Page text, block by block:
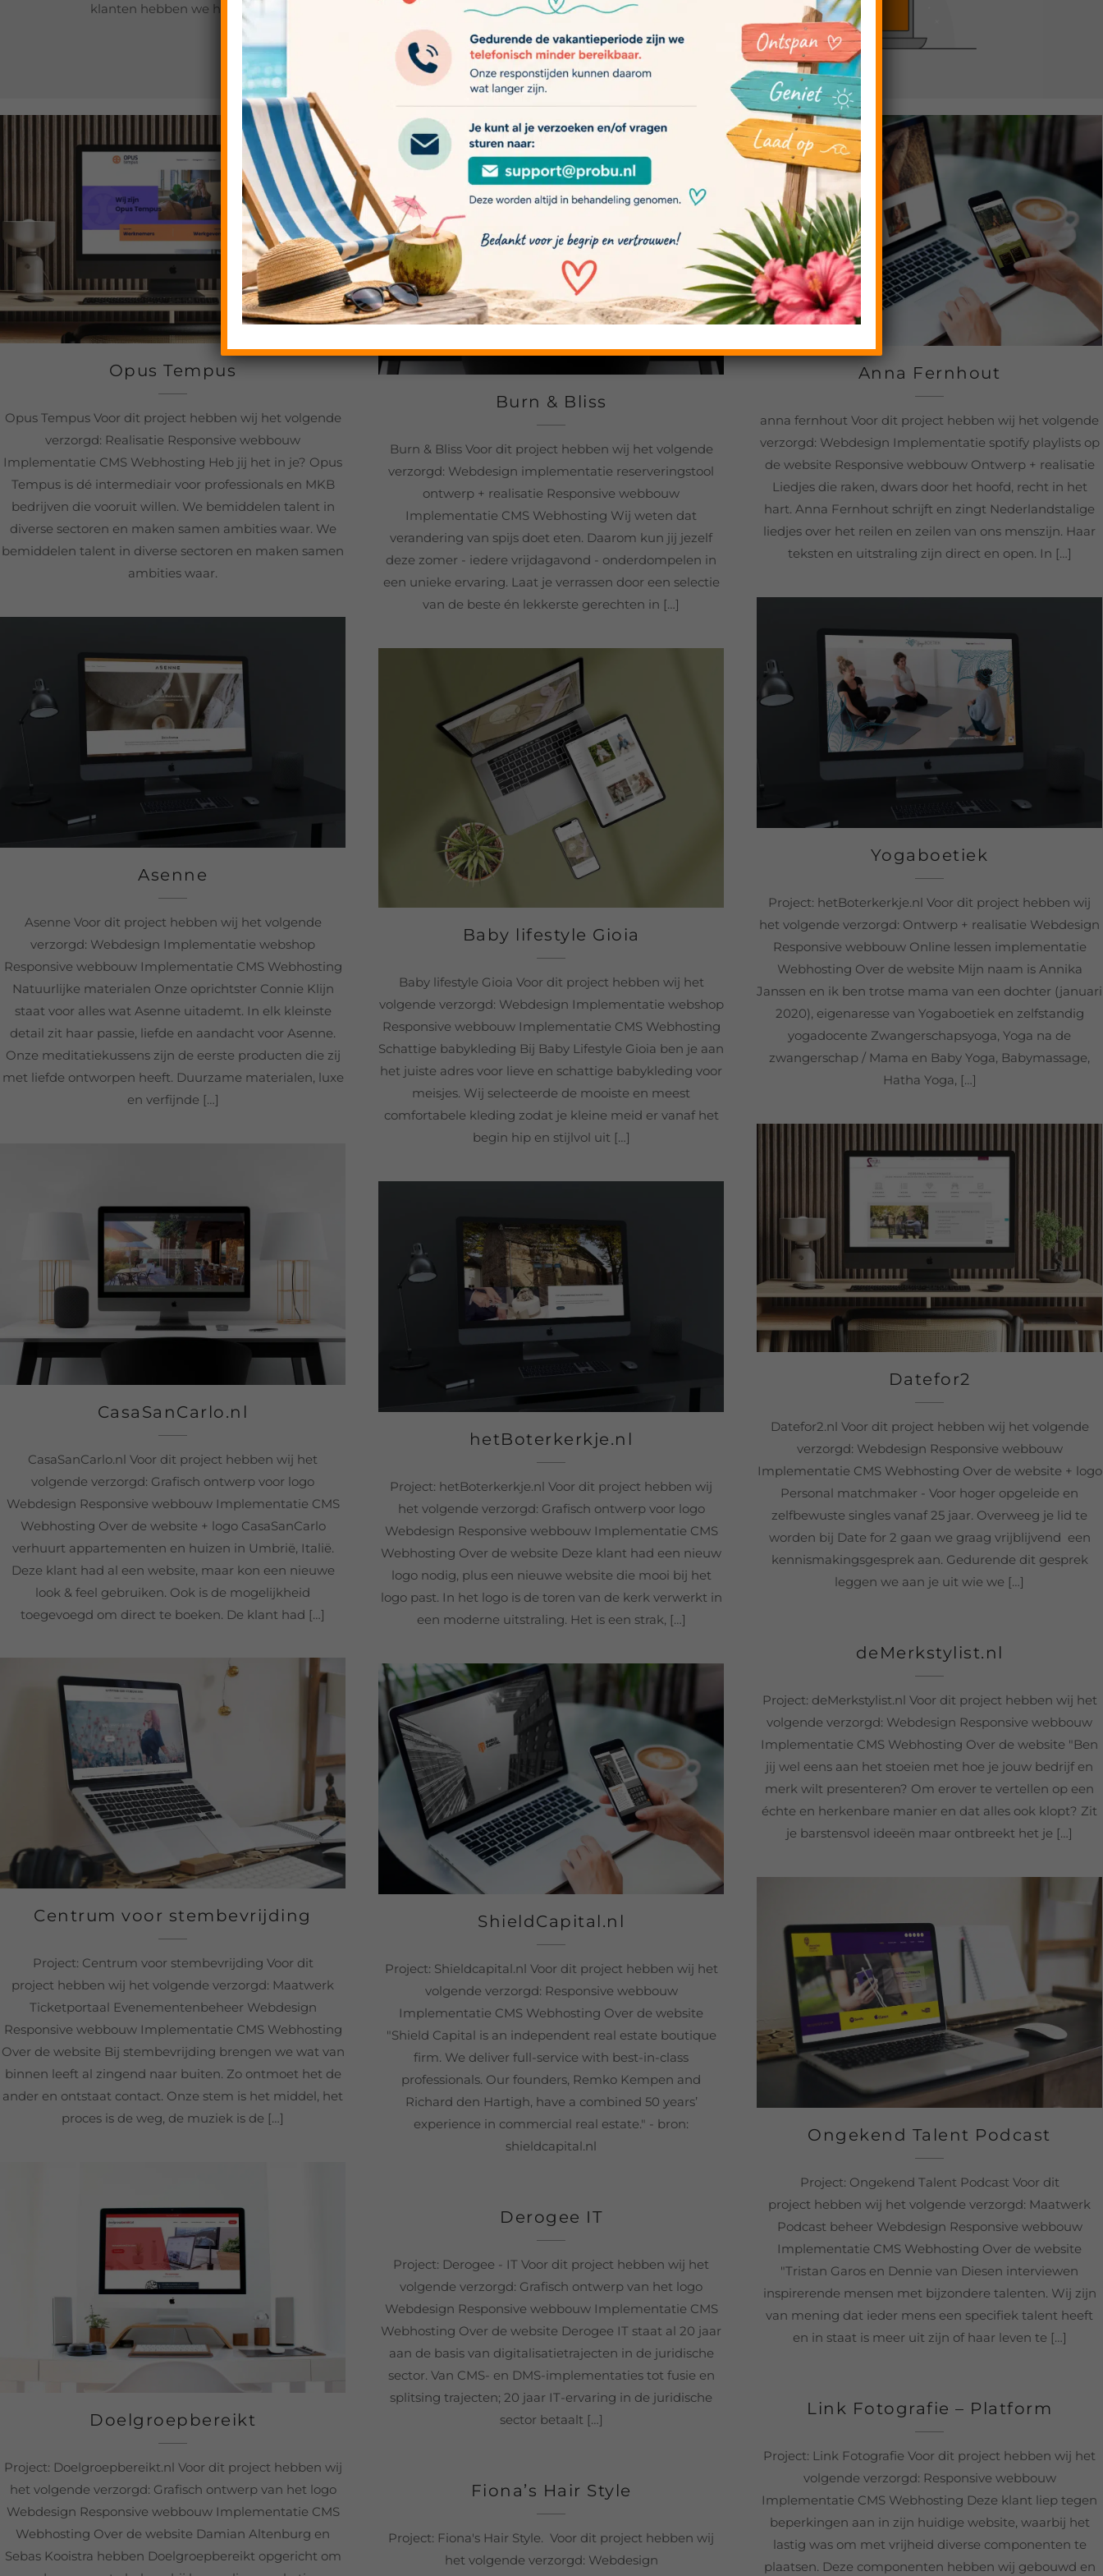
klanten hebben we het hele traject verzorgd, van ontwerp tot bouw.
Opus Tempus
Opus Tempus Voor dit project hebben wij het volgende
verzorgd: Realisatie Responsive webbouw
Implementatie CMS Webhosting Heb jij het in je? Opus
Tempus is dé intermediair voor professionals en MKB
bedrijven die vooruit willen. We bemiddelen talent in
diverse sectoren en maken samen ambities waar. We
bemiddelen talent in diverse sectoren en maken samen
ambities waar.
Burn & Bliss
Burn & Bliss Voor dit project hebben wij het volgende
verzorgd: Webdesign implementatie reserveringstool
ontwerp + realisatie Responsive webbouw
Implementatie CMS Webhosting Wij weten dat
verandering van spijs doet eten. Daarom kun jij jezelf
deze zomer - iedere vrijdagavond - onderdompelen in
een unieke ervaring. Laat je verrassen door een selectie
van de beste én lekkerste gerechten in […]
Anna Fernhout
anna fernhout Voor dit project hebben wij het volgende
verzorgd: Webdesign Implementatie spotify playlists op
de website Responsive webbouw Ontwerp + realisatie
Liedjes die raken, dwars door het hoofd, recht in het
hart. Anna Fernhout schrijft en zingt Nederlandstalige
liedjes over het reilen en zeilen van ons menszijn. Haar
teksten en uitstraling zijn direct en open. In […]
Yogaboetiek
Project: hetBoterkerkje.nl Voor dit project hebben wij
het volgende verzorgd: Ontwerp + realisatie Webdesign
Responsive webbouw Online lessen implementatie
Webhosting Over de website Mijn naam is Annika
Janssen en ik ben trotse mama van een dochter (januari
2020), eigenaresse van Yogaboetiek en zelfstandig
yogadocente Zwangerschapsyoga, Yoga na de
zwangerschap / Mama en Baby Yoga, Babymassage,
Hatha Yoga, […]
Asenne
Asenne Voor dit project hebben wij het volgende
verzorgd: Webdesign Implementatie webshop
Responsive webbouw Implementatie CMS Webhosting
Natuurlijke materialen Onze oprichtster Connie Klijn
staat voor alles wat Asenne uitademt. In elk kleinste
detail zit haar passie, liefde en aandacht voor Asenne.
Onze meditatiekussens zijn de eerste producten die zij
met liefde ontworpen heeft. Duurzame materialen, luxe
en verfijnde […]
Baby lifestyle Gioia
Baby lifestyle Gioia Voor dit project hebben wij het
volgende verzorgd: Webdesign Implementatie webshop
Responsive webbouw Implementatie CMS Webhosting
Schattige babykleding Bij Baby Lifestyle Gioia ben je aan
het juiste adres voor lieve en schattige babykleding voor
meisjes. Wij selecteerde de mooiste en meest
comfortabele kleding zodat je kleine meid er vanaf het
begin hip en stijlvol uit […]
Datefor2
Datefor2.nl Voor dit project hebben wij het volgende
verzorgd: Webdesign Responsive webbouw
Implementatie CMS Webhosting Over de website + logo
Personal matchmaker - Voor hoger opgeleide en
zelfbewuste singles vanaf 25 jaar. Overweeg je lid te
worden bij Date for 2 gaan we graag vrijblijvend een
kennismakingsgesprek aan. Gedurende dit gesprek
leggen we aan je uit wie we […]
CasaSanCarlo.nl
CasaSanCarlo.nl Voor dit project hebben wij het
volgende verzorgd: Grafisch ontwerp voor logo
Webdesign Responsive webbouw Implementatie CMS
Webhosting Over de website + logo CasaSanCarlo
verhuurt appartementen en huizen in Umbrië, Italië.
Deze klant had al een website, maar kon een nieuwe
look & feel gebruiken. Ook is de mogelijkheid
toegevoegd om direct te boeken. De klant had […]
hetBoterkerkje.nl
Project: hetBoterkerkje.nl Voor dit project hebben wij
het volgende verzorgd: Grafisch ontwerp voor logo
Webdesign Responsive webbouw Implementatie CMS
Webhosting Over de website Deze klant had een nieuw
logo nodig, plus een nieuwe website die mooi bij het
logo past. In het logo is de toren van de kerk verwerkt in
een moderne uitstraling. Het is een strak, […]
deMerkstylist.nl
Project: deMerkstylist.nl Voor dit project hebben wij het
volgende verzorgd: Webdesign Responsive webbouw
Implementatie CMS Webhosting Over de website "Ben
jij wel eens aan het stoeien met hoe je jouw bedrijf en
merk wilt presenteren? Om erover te vertellen op een
échte en herkenbare manier en dat alles ook klopt? Zit
je barstensvol ideeën maar ontbreekt het je […]
Centrum voor stembevrijding
Project: Centrum voor stembevrijding Voor dit
project hebben wij het volgende verzorgd: Maatwerk
Ticketportaal Evenementenbeheer Webdesign
Responsive webbouw Implementatie CMS Webhosting
Over de website Bij stembevrijding brengen we wat van
binnen leeft al zingend naar buiten. Zo ontmoet het de
ander en ontstaat contact. Onze stem is het middel, het
proces is de weg, de muziek is de […]
ShieldCapital.nl
Project: Shieldcapital.nl Voor dit project hebben wij het
volgende verzorgd: Responsive webbouw
Implementatie CMS Webhosting Over de website
"Shield Capital is an independent real estate boutique
firm. We deliver full-service with best-in-class
professionals. Our founders, Remko Kempen and
Richard den Hartigh, have a combined 50 years’
experience in commercial real estate." - bron:
shieldcapital.nl
Ongekend Talent Podcast
Project: Ongekend Talent Podcast Voor dit
project hebben wij het volgende verzorgd: Maatwerk
Podcast beheer Webdesign Responsive webbouw
Implementatie CMS Webhosting Over de website
"Tristan Garos en Dennie van Diesen interviewen
inspirerende mensen met bijzondere talenten. Wij zijn
van mening dat ieder mens een specifiek talent heeft
en in staat is meer uit zijn of haar leven te […]
Doelgroepbereikt
Project: Doelgroepbereikt.nl Voor dit project hebben wij
het volgende verzorgd: Grafisch ontwerp van het logo
Webdesign Responsive webbouw Implementatie CMS
Webhosting Over de website Damian Altenburg en
Sebas Kooistra hebben Doelgroepbereikt opgericht om
Derogee IT
Project: Derogee - IT Voor dit project hebben wij het
volgende verzorgd: Grafisch ontwerp van het logo
Webdesign Responsive webbouw Implementatie CMS
Webhosting Over de website Derogee IT staat al 20 jaar
aan de basis van digitalisatietrajecten in de juridische
sector. Van CMS- en DMS-implementaties tot fusie en
splitsing trajecten; 20 jaar IT-ervaring in de juridische
sector betaalt […]
Link Fotografie – Platform
Project: Link Fotografie Voor dit project hebben wij het
volgende verzorgd: Responsive webbouw
Implementatie CMS Webhosting Deze klant liep tegen
beperkingen aan in zijn huidige website, waarbij het
lastig was om met vrijheid diverse componenten te
plaatsen. Deze componenten hebben wij gebouwd en
Fiona’s Hair Style
Project: Fiona's Hair Style. Voor dit project hebben wij
het volgende verzorgd: Webdesign